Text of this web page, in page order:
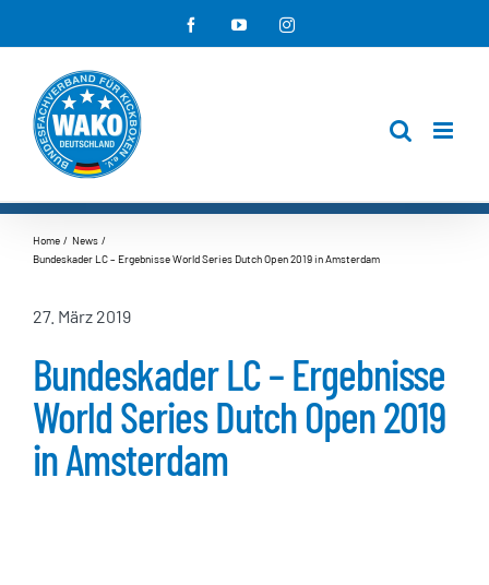
Inhalt
springen
FacebookYouTubeInstagram
Home
News
Bundeskader LC – Ergebnisse World Series Dutch Open 2019 in Amsterdam
27. März 2019
Bundeskader LC – Ergebnisse
World Series Dutch Open 2019
in Amsterdam